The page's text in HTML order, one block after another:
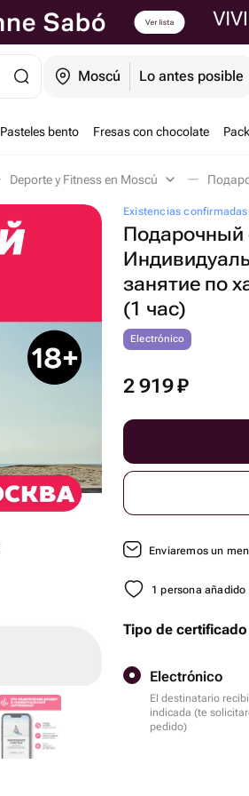
Moscú Lo antes posible
Pasteles bento Fresas con chocolate
Deporte y Fitness en Moscú
Existencias
Подарочный
занятие по
(1 час)
Electrónico
2 919₽
Enviaremos un
1 persona
Tipo de certificado
Electrónico
El destinatario
indicada (te
pedido)